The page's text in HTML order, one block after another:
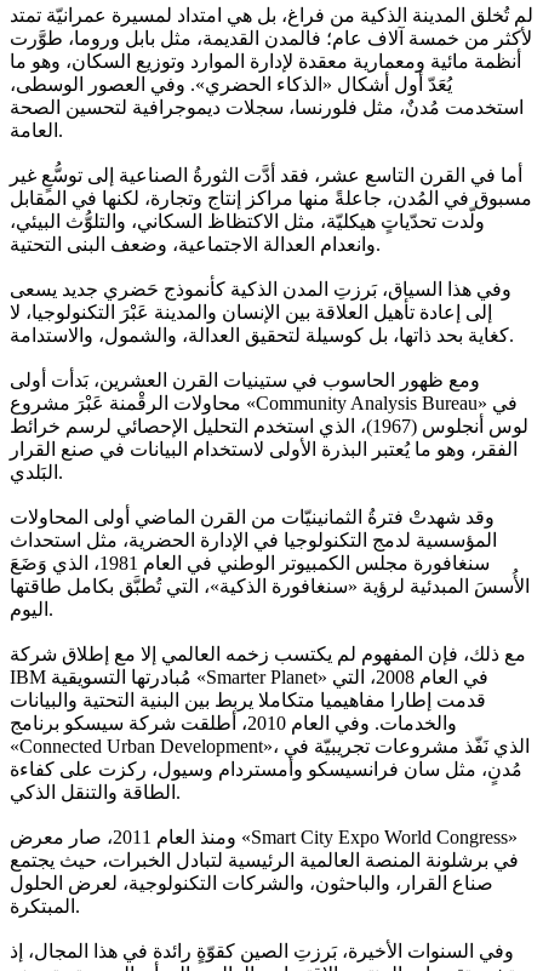
لم تُخلق المدينة الذكية من فراغ، بل هي امتداد لمسيرة عمرانيّة تمتد
لأكثر من خمسة آلاف عام؛ فالمدن القديمة، مثل بابل وروما، طوَّرت
أنظمة مائية ومعمارية معقدة لإدارة الموارد وتوزيع السكان، وهو ما
يُعَدّ أول أشكال «الذكاء الحضري». وفي العصور الوسطى،
استخدمت مُدنٌ، مثل فلورنسا، سجلات ديموجرافية لتحسين الصحة
العامة.
أما في القرن التاسع عشر، فقد أدَّت الثورةُ الصناعية إلى توسُّعٍ غير
مسبوق في المُدن، جاعلةً منها مراكز إنتاج وتجارة، لكنها في المقابل
ولّدت تحدّياتٍ هيكليّة، مثل الاكتظاظ السكاني، والتلوُّث البيئي،
وانعدام العدالة الاجتماعية، وضعف البنى التحتية.
وفي هذا السياق، بَرزتِ المدن الذكية كأنموذج حَضري جديد يسعى
إلى إعادة تأهيل العلاقة بين الإنسان والمدينة عَبْرَ التكنولوجيا، لا
كغاية بحد ذاتها، بل كوسيلة لتحقيق العدالة، والشمول، والاستدامة.
ومع ظهور الحاسوب في ستينيات القرن العشرين، بَدأت أولى
محاولات الرقْمنة عَبْرَ مشروع «Community Analysis Bureau» في
لوس أنجلوس (1967)، الذي استخدم التحليل الإحصائي لرسم خرائط
الفقر، وهو ما يُعتبر البذرة الأولى لاستخدام البيانات في صنع القرار
البَلدي.
وقد شهدتْ فترةُ الثمانينيّات من القرن الماضي أولى المحاولات
المؤسسية لدمج التكنولوجيا في الإدارة الحضرية، مثل استحداث
سنغافورة مجلس الكمبيوتر الوطني في العام 1981، الذي وَضَعَ
الأُسسَ المبدئية لرؤية «سنغافورة الذكية»، التي تُطبَّق بكامل طاقتها
اليوم.
مع ذلك، فإن المفهوم لم يكتسب زخمه العالمي إلا مع إطلاق شركة
IBM مُبادرتها التسويقية «Smarter Planet» في العام 2008، التي
قدمت إطارا مفاهيميا متكاملا يربط بين البنية التحتية والبيانات
والخدمات. وفي العام 2010، أطلقت شركة سيسكو برنامج
«Connected Urban Development»، الذي نَفّذ مشروعات تجريبيّة في
مُدنٍ، مثل سان فرانسيسكو وأمستردام وسيول، ركزت على كفاءة
الطاقة والتنقل الذكي.
ومنذ العام 2011، صار معرض «Smart City Expo World Congress»
في برشلونة المنصة العالمية الرئيسية لتبادل الخبرات، حيث يجتمع
صناع القرار، والباحثون، والشركات التكنولوجية، لعرض الحلول
المبتكرة.
وفي السنوات الأخيرة، بَرزتِ الصين كقوّةٍ رائدة في هذا المجال، إذ